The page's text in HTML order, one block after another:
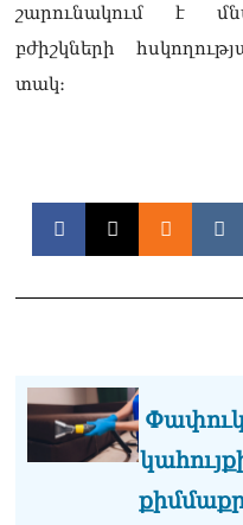
շարունակում է
բժիշկների
տակ։
Փափուկ